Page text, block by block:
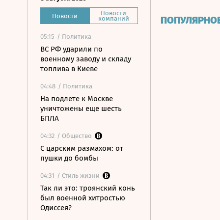
Новости Новости
компаний
05:15 / Политика
ВС РФ ударили по
военному заводу и складу
топлива в Киеве
04:48 / Политика
На подлете к Москве
уничтожены еще шесть
БПЛА
04:32 / Общество
С царским размахом: от
пушки до бомбы
04:31 / Стиль жизни
Так ли это: троянский конь
был военной хитростью
Одиссея?